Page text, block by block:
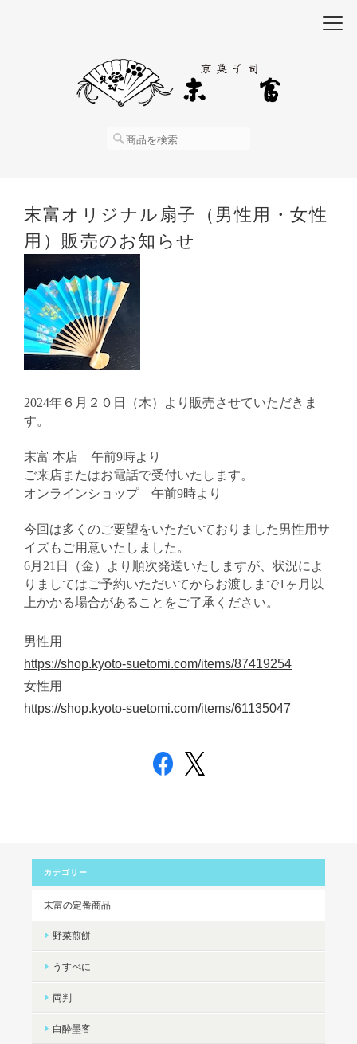
末富オリジナル扇子（男性用・女性
用）販売のお知らせ
2024年６月２０日（木）より販売させていただきま
す。
末富 本店 午前9時より
ご来店またはお電話で受付いたします。
オンラインショップ 午前9時より
今回は多くのご要望をいただいておりました男性用サ
イズもご用意いたしました。
6月21日（金）より順次発送いたしますが、状況によ
りましてはご予約いただいてからお渡しまで1ヶ月以
上かかる場合があることをご了承ください。
男性用
https://shop.kyoto-suetomi.com/items/87419254
女性用
https://shop.kyoto-suetomi.com/items/61135047
カテゴリー
末富の定番商品
野菜煎餅
うすべに
両判
白酔墨客